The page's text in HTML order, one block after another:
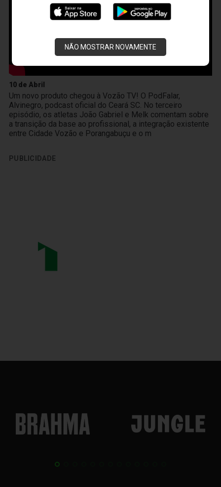
NÃO MOSTRAR NOVAMENTE
10 de Abril
Um novo produto chegou à Vozão TV! O PodFalar,
Alvinegro, podcast oficial do Ceará SC. No terceiro
episódio, os atletas João Gabriel e Melk comentam sobre
a transição da base ao profissional, a integração existente
entre Cidade Vozão e Porangabuçu e o m
PUBLICIDADE